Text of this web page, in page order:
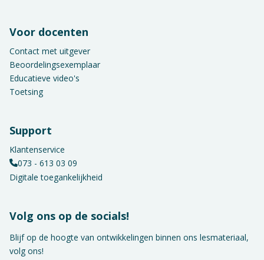
Voor docenten
Contact met uitgever
Beoordelingsexemplaar
Educatieve video's
Toetsing
Support
Klantenservice
073 - 613 03 09
Digitale toegankelijkheid
Volg ons op de socials!
Blijf op de hoogte van ontwikkelingen binnen ons lesmateriaal,
volg ons!